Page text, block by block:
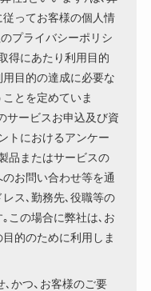
ってお客様の個人情
プライバシーポリシ
得にあたり利用目的
目的の達成に必要な
とを定めていま
サービスお申込及び資
トにおけるアンケー
品またはサービスの
お問い合わせ等を通
ス､勤務先､役職等の
この場合に弊社は､お
的のために利用しま
かつ、お客様のご要